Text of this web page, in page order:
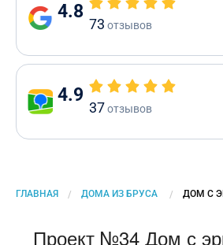
4.8
73 отзывов
4.9
37отзывов
ГЛАВНАЯ ДОМА ИЗ БРУСА ДОМ С
Проект №34 Дом с